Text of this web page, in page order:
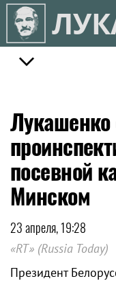
Лукашенко
посевной
Минском
23 апреля, 19:28
«RT» (Russia Today)
Президент